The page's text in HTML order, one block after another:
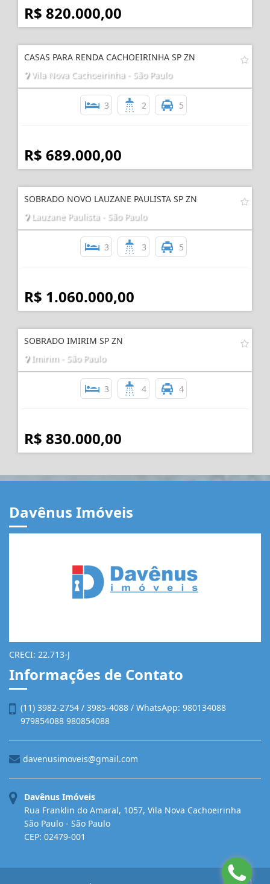
R$ 820.000,00
CASAS PARA RENDA CACHOEIRINHA SP ZN
Vila Nova Cachoeirinha - São Paulo
3 2 5
R$ 689.000,00
SOBRADO NOVO LAUZANE PAULISTA SP ZN
Lauzane Paulista - São Paulo
3 3 5
R$ 1.060.000,00
SOBRADO IMIRIM SP ZN
Imirim - São Paulo
3 4 4
R$ 830.000,00
Davênus Imóveis
CRECI: 22.713-J
Informações de Contato
(11) 3982-2754 / 3985-4088 / WhatsApp: 980134088
979854088 980854088
davenusimoveis@gmail.com
Davênus Imóveis
Rua Franklin do Amaral, 1057, Vila Nova Cachoeirinha
São Paulo - São Paulo
CEP: 02479-001